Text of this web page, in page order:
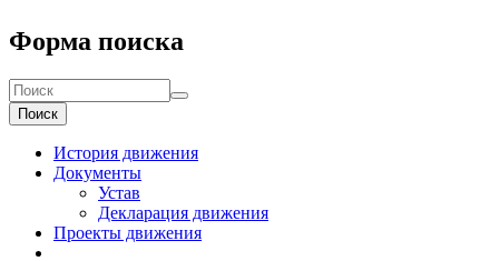
Форма поиска
Поиск
История движения
Документы
Устав
Декларация движения
Проекты движения